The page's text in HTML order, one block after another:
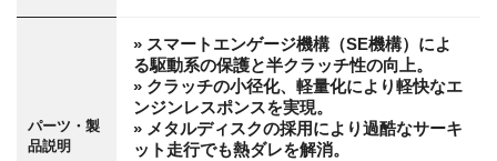
パーツ・製
品説明
» スマートエンゲージ機構（SE機構）によ
る駆動系の保護と半クラッチ性の向上。
» クラッチの小径化、軽量化により軽快なエ
ンジンレスポンスを実現。
» メタルディスクの採用により過酷なサーキ
ット走行でも熱ダレを解消。